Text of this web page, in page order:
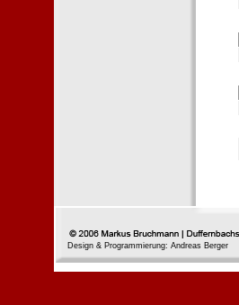
Design & Programmierung: Andreas Berger